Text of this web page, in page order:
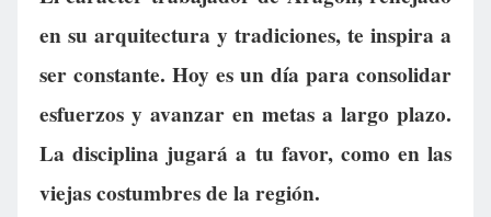
en su arquitectura y tradiciones, te inspira a
ser constante. Hoy es un día para consolidar
esfuerzos y avanzar en metas a largo plazo.
La disciplina jugará a tu favor, como en las
viejas costumbres de la región.